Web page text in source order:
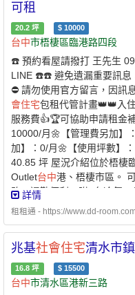
補貼者動產限額：479 萬元
住宅（房屋） ￭ 申請人及家
自有住宅￭ 或個別持有面積
公營 住宅或社會住宅✅且未
基銀行⭐️業界首例跨業合
全的支付方式-* 每個月房租
納房租，快速建立個人信用*
- 創造公平的租屋環境 企業
的租屋居住環境 代租、代管
非一般房仲租屋找專業是房
優質物件【經紀業／租賃住
中分公司】📌地址：台中市
舜傑(114)高市字第01724號
司、公園綠地、學校、醫療機
可租
20.2 坪 $ 10000
台中市梧棲區臨港路四段
☎️ 預約看屋請撥打 王先生
LINE ☎️☎️ 避免遺漏重要訊息
⛔️ 請勿使用官方留言，因訊
會住宅包租代管計畫👑👑入
服務費👍🏆可協助申請租金
10000/月🌼【管理費另加】
加】：0/月🌼【使用坪數】
40.85 坪 屋況介紹位於梧棲
Outlet台中港、梧棲市區。
路，通勤便利。附3台冷氣
用。 ☆ 可開伙☆ 可寵物☆
擴大租金補貼 🌟 -社宅承租
人 ￭ 申請人的配偶 ￭ 申請人
的配偶之戶籍內的直系親屬
上之中華民國國民2. 家庭成
詳情
租租通 - https://www.dd-
兆基社會住宅清水市
16.8 坪 $ 15500
台中市清水區港新三路